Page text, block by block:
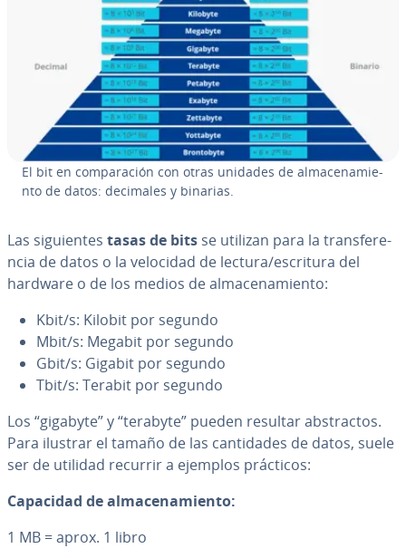
El bit en co­m­pa­ra­ción con otras unidades de al­ma­ce­na­mie­
n­to de datos: decimales y binarias.
Las si­guie­n­tes tasas de bits se utilizan para la tra­n­s­fe­re­
n­cia de datos o la velocidad de lectura/escritura del
hardware o de los medios de al­ma­ce­na­mie­n­to:
Kbit/s: Kilobit por segundo
Mbit/s: Megabit por segundo
Gbit/s: Gigabit por segundo
Tbit/s: Terabit por segundo
Los “gigabyte” y “terabyte” pueden resultar ab­s­tra­c­tos.
Para ilustrar el tamaño de las ca­n­ti­da­des de datos, suele
ser de utilidad recurrir a ejemplos prácticos:
Capacidad de al­ma­ce­na­mie­n­to:
1 MB = aprox. 1 libro